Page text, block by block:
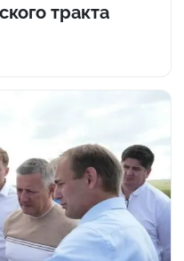
тракта